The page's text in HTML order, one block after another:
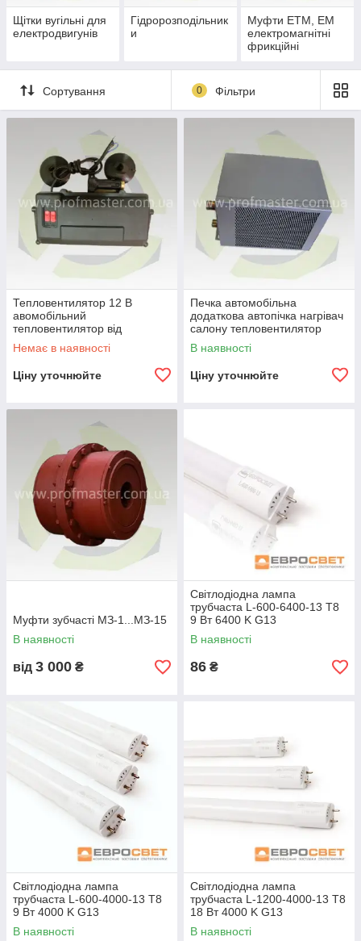
Щітки вугільні для
електродвигунів
Гідророзподільник
и
Муфти ЕТМ, ЕМ
електромагнітні
фрикційні
Сортування 0 Фільтри
Тепловентилятор 12 В
авомобільний
тепловентилятор від
прикурювача нагрівач
автомобільний 12V
Немає в наявності
Ціну уточнюйте
Печка автомобільна
додаткова автопічка нагрівач
салону тепловентилятор
автомобільний
В наявності
Ціну уточнюйте
Муфти зубчасті МЗ-1...МЗ-15
В наявності
від 3 000 ₴
Світлодіодна лампа
трубчаста L-600-6400-13 T8
9 Вт 6400 K G13
В наявності
86 ₴
Світлодіодна лампа
трубчаста L-600-4000-13 T8
9 Вт 4000 K G13
В наявності
Світлодіодна лампа
трубчаста L-1200-4000-13 T8
18 Вт 4000 K G13
В наявності